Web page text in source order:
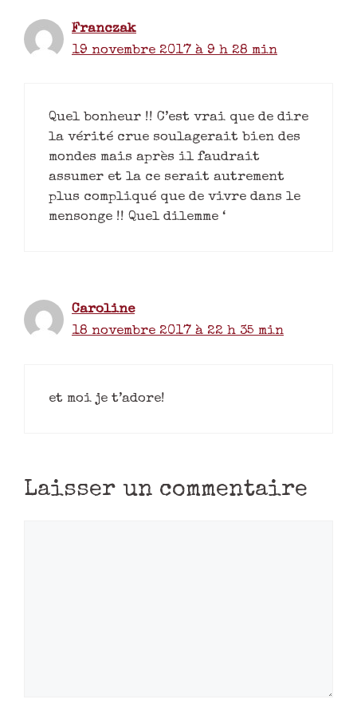
Franczak
19 novembre 2017 à 9 h 28 min
Quel bonheur !! C’est vrai que de dire
la vérité crue soulagerait bien des
mondes mais après il faudrait
assumer et la ce serait autrement
plus compliqué que de vivre dans le
mensonge !! Quel dilemme ‘
Caroline
18 novembre 2017 à 22 h 35 min
et moi je t’adore!
Laisser un commentaire